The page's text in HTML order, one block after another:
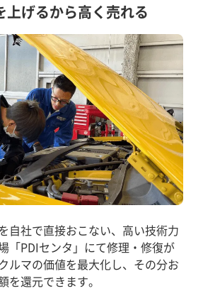
上げるから高く売れる
自社で直接おこない、高い技術力
「PDIセンタ」にて修理・修復が
ルマの価値を最大化し、その分お
を還元できます。